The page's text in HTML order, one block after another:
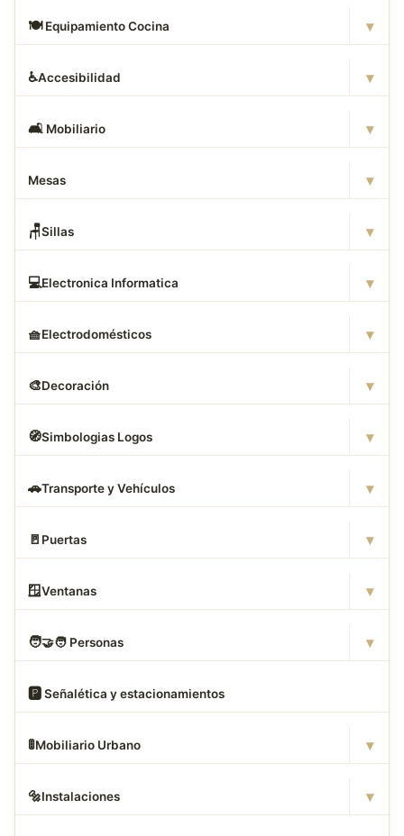
🍽️ Equipamiento Cocina ▾
♿Accesibilidad ▾
🛋 ️ Mobiliario ▾
Mesas ▾
🪑Sillas ▾
💻Electronica Informatica ▾
🧺Electrodomésticos ▾
🎨Decoración ▾
🧭Simbologias Logos ▾
🚗Transporte y Vehículos ▾
🚪 Puertas ▾
🪟Ventanas ▾
🧑‍🤝‍🧑 Personas ▾
🅿️ Señalética y estacionamientos
🚦Mobiliario Urbano ▾
🔩Instalaciones ▾